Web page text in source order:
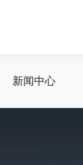
新闻中心